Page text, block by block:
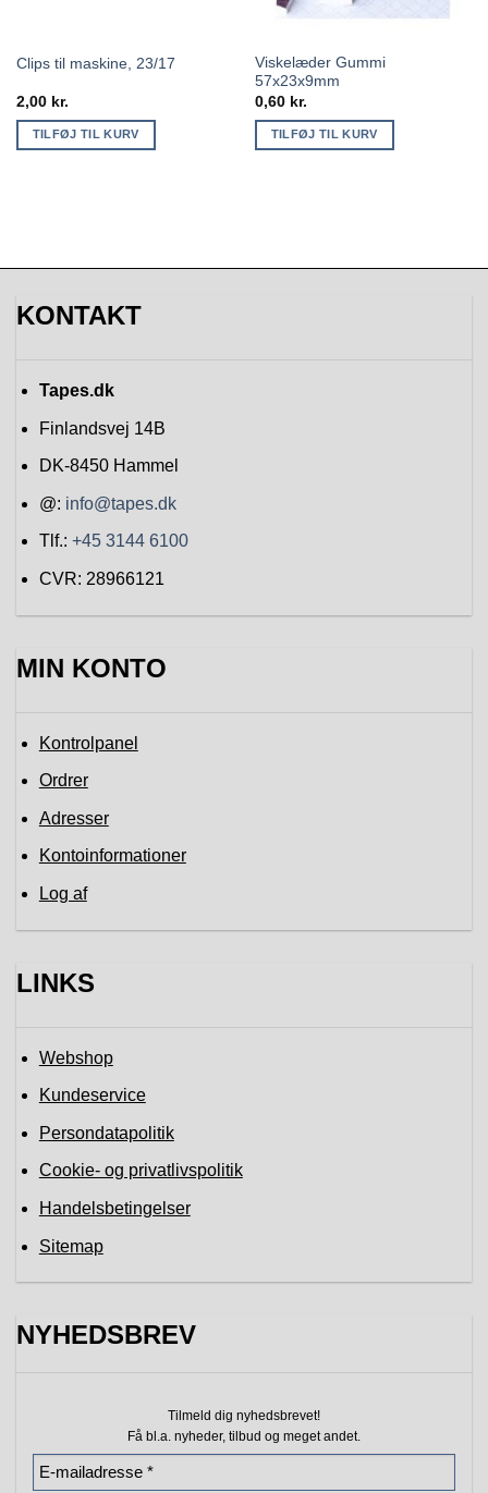
Clips til maskine, 23/17
2,00 kr.
TILFØJ TIL KURV
Viskelæder Gummi
57x23x9mm
0,60 kr.
TILFØJ TIL KURV
KONTAKT
Tapes.dk
Finlandsvej 14B
DK-8450 Hammel
@: info@tapes.dk
Tlf.: +45 3144 6100
CVR: 28966121
MIN KONTO
Kontrolpanel
Ordrer
Adresser
Kontoinformationer
Log af
LINKS
Webshop
Kundeservice
Persondatapolitik
Cookie- og privatlivspolitik
Handelsbetingelser
Sitemap
NYHEDSBREV
Tilmeld dig nyhedsbrevet!
Få bl.a. nyheder, tilbud og meget andet.